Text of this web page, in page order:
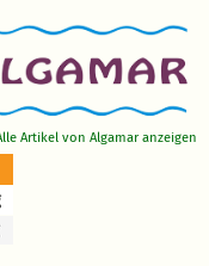
Artikel von Algamar anzeigen